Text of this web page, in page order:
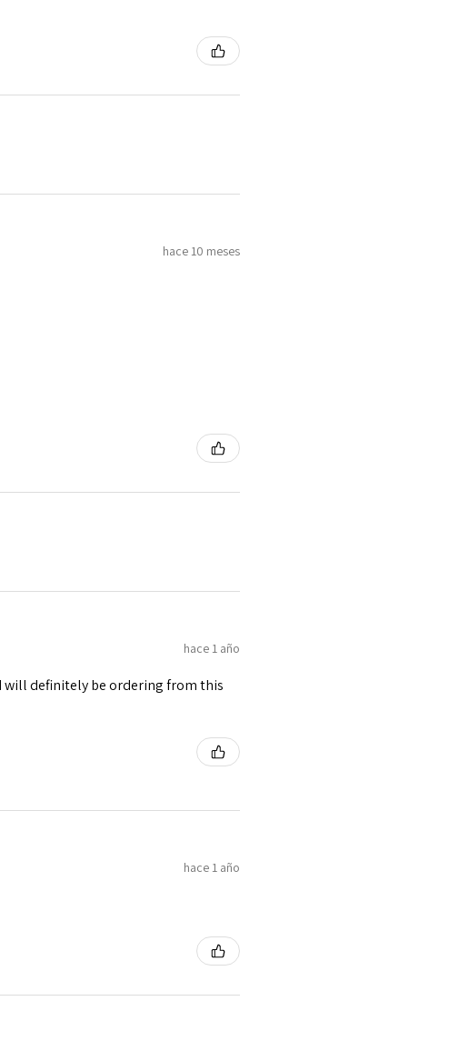
hace 10 meses
hace 1 año
will definitely be ordering from this
hace 1 año